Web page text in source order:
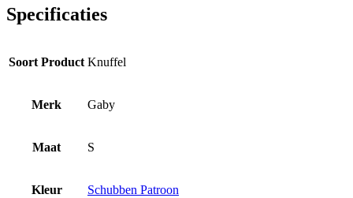
Specificaties
Soort Product Knuffel
Merk Gaby
Maat S
Kleur Schubben Patroon